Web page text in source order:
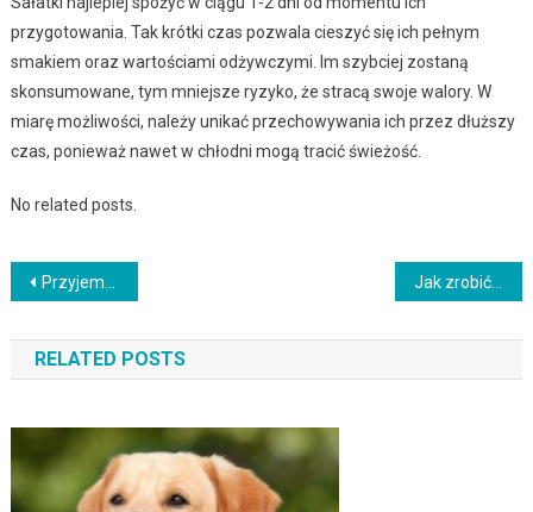
przygotowania. Tak krótki czas pozwala cieszyć się ich pełnym
smakiem oraz wartościami odżywczymi. Im szybciej zostaną
skonsumowane, tym mniejsze ryzyko, że stracą swoje walory. W
miarę możliwości, należy unikać przechowywania ich przez dłuższy
czas, ponieważ nawet w chłodni mogą tracić świeżość.
No related posts.
Nawigacja
wpisu
Przyjemne i zdrowe – przepisy na smoothie bowl Jak zrobić domowe sushi bez potrzeby posiadania specjalistycznego sprzętu?
RELATED POSTS